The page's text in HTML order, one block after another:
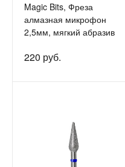
Magic Bits, Фреза
алмазная микрофон
2,5мм, мягкий абразив
220 руб.